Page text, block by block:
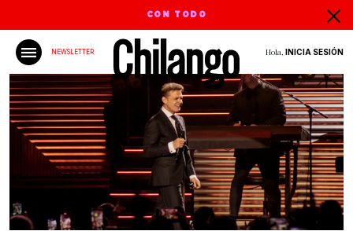
CON TODO
NEWSLETTER Hola, INICIA SESIÓN